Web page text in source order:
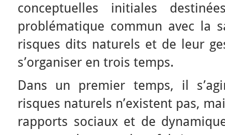
conceptuelles initiales
problématique commun avec la
risques dits naturels et de leur
s’organiser en trois temps.
Dans un premier temps, il
risques naturels n’existent pas,
rapports sociaux et de